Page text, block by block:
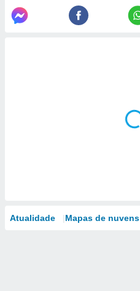
Atualidade Mapas de nuvens